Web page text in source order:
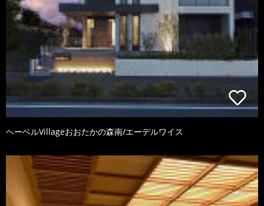
ヘーベルVillageおおたかの森南/エーデルワイス